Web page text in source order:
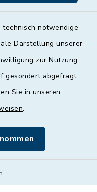
notwendige
Darstellung unserer
zur Nutzung
gesondert abgefragt.
Sie in unseren
.